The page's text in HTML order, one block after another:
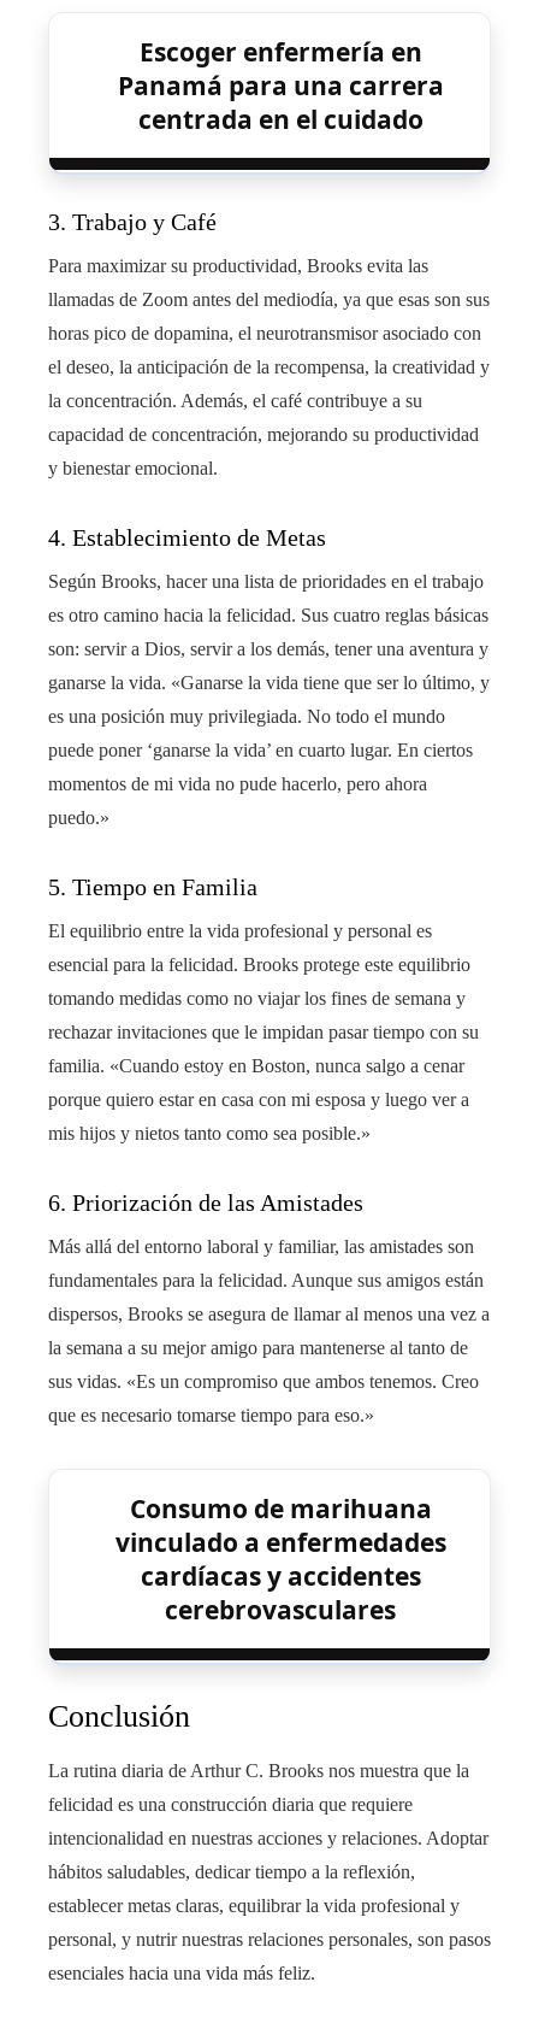
Escoger enfermería en
Panamá para una carrera
centrada en el cuidado
3. Trabajo y Café
Para maximizar su productividad, Brooks evita las
llamadas de Zoom antes del mediodía, ya que esas son sus
horas pico de dopamina, el neurotransmisor asociado con
el deseo, la anticipación de la recompensa, la creatividad y
la concentración. Además, el café contribuye a su
capacidad de concentración, mejorando su productividad
y bienestar emocional.
4. Establecimiento de Metas
Según Brooks, hacer una lista de prioridades en el trabajo
es otro camino hacia la felicidad. Sus cuatro reglas básicas
son: servir a Dios, servir a los demás, tener una aventura y
ganarse la vida. «Ganarse la vida tiene que ser lo último, y
es una posición muy privilegiada. No todo el mundo
puede poner ‘ganarse la vida’ en cuarto lugar. En ciertos
momentos de mi vida no pude hacerlo, pero ahora
puedo.»
5. Tiempo en Familia
El equilibrio entre la vida profesional y personal es
esencial para la felicidad. Brooks protege este equilibrio
tomando medidas como no viajar los fines de semana y
rechazar invitaciones que le impidan pasar tiempo con su
familia. «Cuando estoy en Boston, nunca salgo a cenar
porque quiero estar en casa con mi esposa y luego ver a
mis hijos y nietos tanto como sea posible.»
6. Priorización de las Amistades
Más allá del entorno laboral y familiar, las amistades son
fundamentales para la felicidad. Aunque sus amigos están
dispersos, Brooks se asegura de llamar al menos una vez a
la semana a su mejor amigo para mantenerse al tanto de
sus vidas. «Es un compromiso que ambos tenemos. Creo
que es necesario tomarse tiempo para eso.»
Consumo de marihuana
vinculado a enfermedades
cardíacas y accidentes
cerebrovasculares
Conclusión
La rutina diaria de Arthur C. Brooks nos muestra que la
felicidad es una construcción diaria que requiere
intencionalidad en nuestras acciones y relaciones. Adoptar
hábitos saludables, dedicar tiempo a la reflexión,
establecer metas claras, equilibrar la vida profesional y
personal, y nutrir nuestras relaciones personales, son pasos
esenciales hacia una vida más feliz.